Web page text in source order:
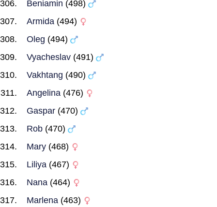
Beniamin (498)
Armida (494)
Oleg (494)
Vyacheslav (491)
Vakhtang (490)
Angelina (476)
Gaspar (470)
Rob (470)
Mary (468)
Liliya (467)
Nana (464)
Marlena (463)